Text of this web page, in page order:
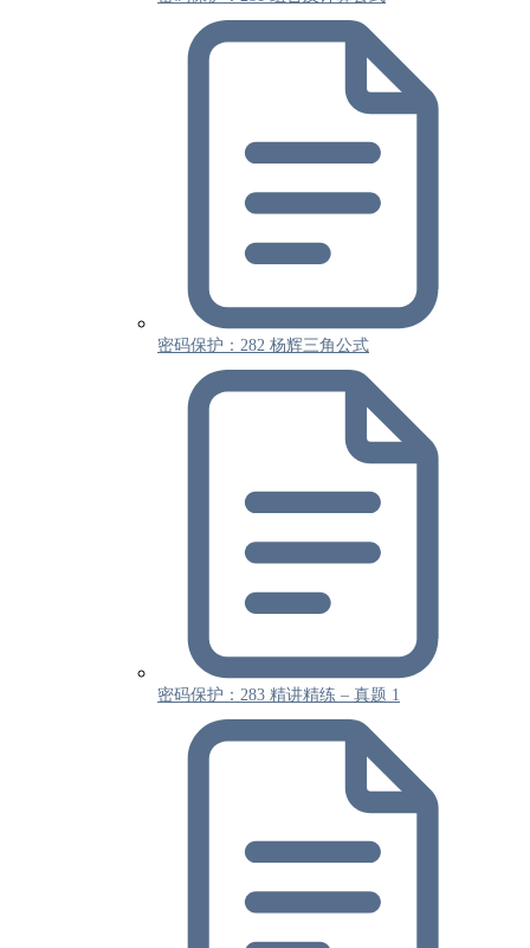
密码保护：282 杨辉三角公式
密码保护：283 精讲精练 – 真题 1